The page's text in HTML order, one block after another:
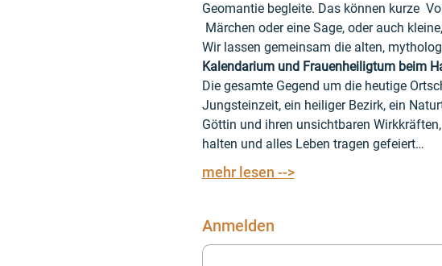
Geomantie begleite. Das können kurze
Märchen oder eine Sage, oder auch
Wir lassen gemeinsam die alten,
Kalendarium und Frauenheiligtum beim
Die gesamte Gegend um die heutige
Jungsteinzeit, ein heiliger Bezirk, ein
Göttin und ihren unsichtbaren
halten und alles Leben tragen gefeiert…
mehr lesen -->
Anmelden